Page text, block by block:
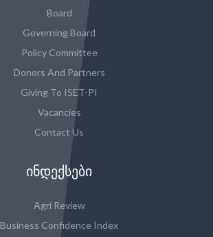
Board
Governing Board
Policy Committee
Donors And Partners
Giving To ISET-PI
Vacancies
Contact Us
ᲘᲜᲓᲔᲥᲡᲔᲑᲘ
Agri Review
Business Confidence Index